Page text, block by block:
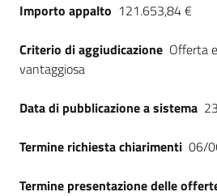
Importo appalto 121.653,84 €
Criterio di aggiudicazione Offerta
vantaggiosa
Data di pubblicazione a sistema
Termine richiesta chiarimenti 06/
Termine presentazione delle